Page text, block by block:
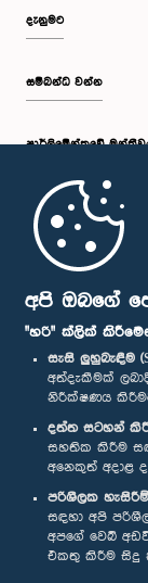
අපි ඔබගේ
"හරි" ක්ලික්
සැසි ලුහුබැඳීම
අත්දැකීමක්
නිරීක්ෂණය
දත්ත සටහන්
සහතික කිරීම
අනෙකුත් අදාළ
පරිශීලක
සඳහා අපි
අපගේ වෙබ්
එකතු කිරීම සිදු
දැනුමට
සම්බන්ධ වන්න
පාර්ලි‌මේන්තුවේ
මුල් පිටුව
පාර්ලිමේන්තු ජංගම
අප හා සම්බන්ධ වී
සම්මාන
පෞද්ගලිකත්ව